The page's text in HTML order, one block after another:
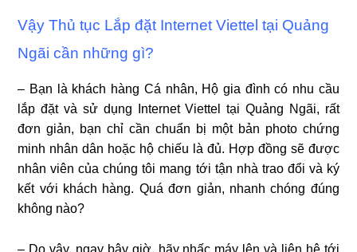
Vậy Thủ tục Lắp đặt Internet Viettel tại Quảng
Ngãi cần những gì?
– Bạn là khách hàng Cá nhân, Hộ gia đình có nhu cầu
lắp đặt và sử dụng Internet Viettel tại Quảng Ngãi, rất
đơn giản, bạn chỉ cần chuẩn bị một bản photo chứng
minh nhân dân hoặc hộ chiếu là đủ. Hợp đồng sẽ được
nhân viên của chúng tôi mang tới tận nhà trao đổi và ký
kết với khách hàng. Quá đơn giản, nhanh chóng đúng
không nào?
– Do vậy, ngay bây giờ, hãy nhấc máy lên và liên hệ tới